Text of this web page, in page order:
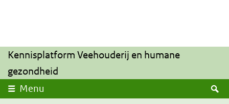
Kennisplatform Veehouderij en humane
gezondheid
Menu